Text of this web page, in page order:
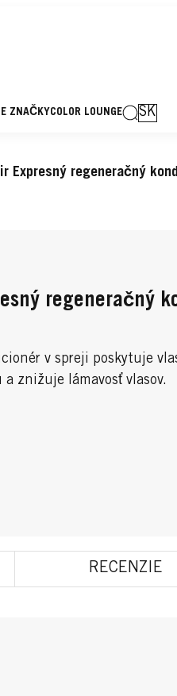
ZNAČKYCOLOR LOUNGE SK
Expresný regeneračný
regeneračný
v spreji poskytuje
znižuje lámavosť vlasov.
RECENZIE